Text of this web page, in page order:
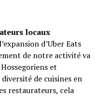
locaux
d’Uber Eats
de notre activité va
et
diversité de cuisines en
restaurateurs, cela